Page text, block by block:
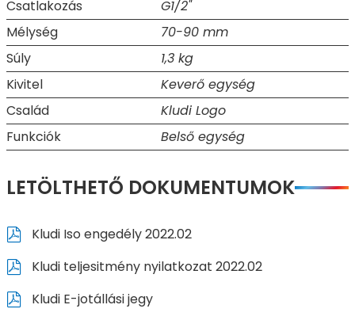
Csatlakozás
G1/2"
Mélység
70-90 mm
Súly
1,3 kg
Kivitel
Keverő egység
Család
Kludi Logo
Funkciók
Belső egység
LETÖLTHETŐ DOKUMENTUMOK
Kludi Iso engedély 2022.02
Kludi teljesitmény nyilatkozat 2022.02
Kludi E-jotállási jegy